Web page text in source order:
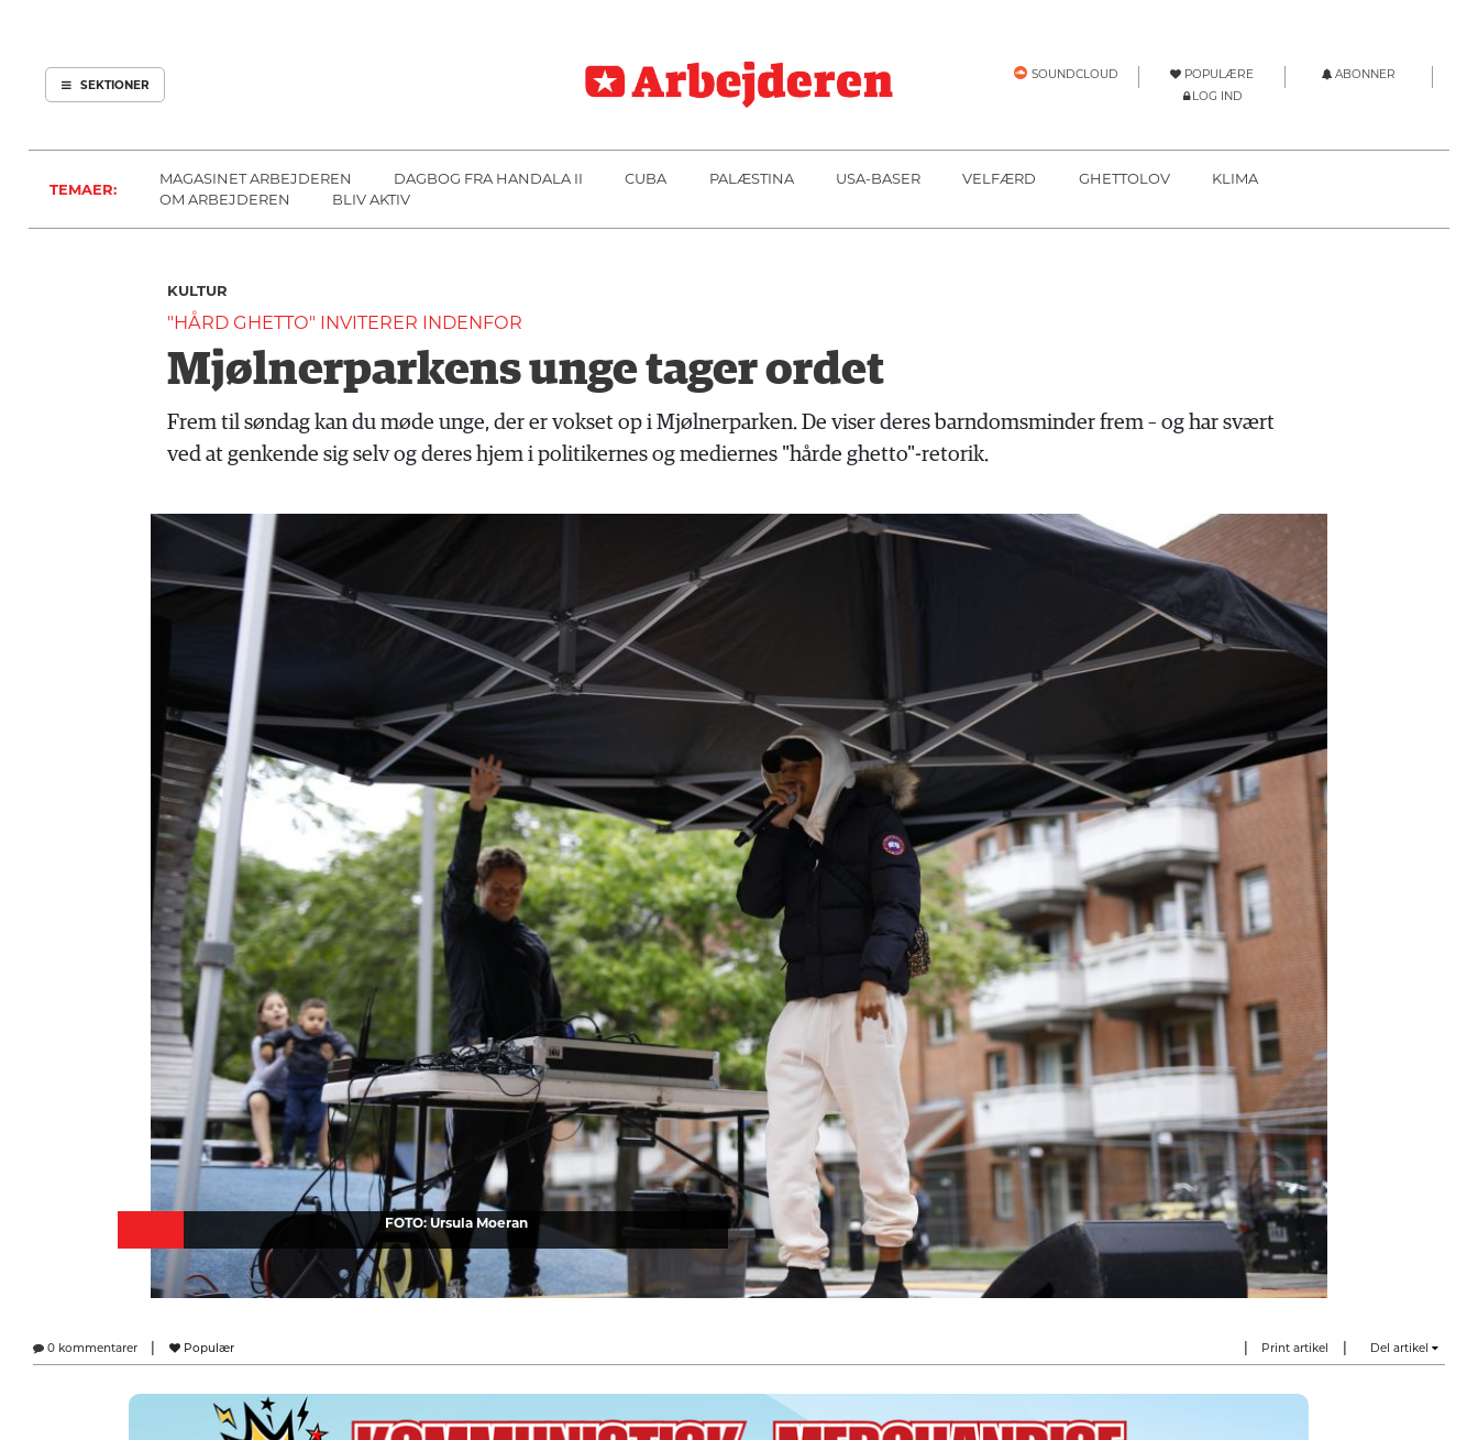
SEKTIONER
ARBEJDEREN
MENER
UDLAND
LÆSER
LÆSER
NAVNE
SOUNDCLOUD
ABONNER
LOG IND
OM
SEKTIONER
SOUNDCLOUD POPULÆRE
ABONNER
LOG IND
TEMAER:
MAGASINET ARBEJDEREN DAGBOG FRA HANDALA II CUBA PALÆSTINA USA-BASER VELFÆRD GHETTOLOV
KLIMA
OM ARBEJDEREN
BLIV AKTIV
KULTUR
"HÅRD GHETTO" INVITERER INDENFOR
Mjølnerparkens unge tager ordet
Frem til søndag kan du møde unge, der er vokset op i Mjølnerparken. De viser deres barndomsminder frem – og har svært
ved at genkende sig selv og deres hjem i politikernes og mediernes "hårde ghetto"-retorik.
FOTO: Ursula Moeran
0 kommentarer Populær Print artikel Del artikel